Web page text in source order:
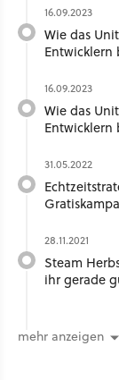
16.09.2023
Wie das
Entwicklern
16.09.2023
Wie das
Entwicklern
31.05.2022
28.11.2021
Steam
ihr gerade
mehr anzeigen